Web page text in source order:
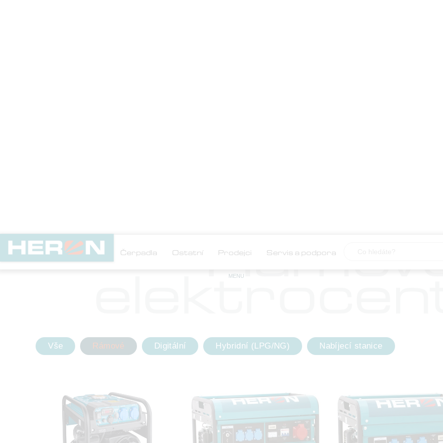
 Elektrocentrály Čerpadla Ostatní Prodejci Servis a podpora
MENU
Vše Rámové Digitální Hybridní (LPG/NG) Nabíjecí stanice